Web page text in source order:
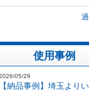
使用事例
05/29
【納品事例】埼玉よ